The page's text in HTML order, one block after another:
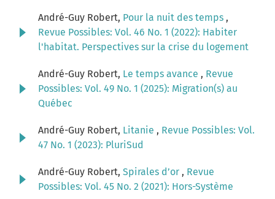
André-Guy Robert, Pour la nuit des temps ,
Revue Possibles: Vol. 46 No. 1 (2022): Habiter
l'habitat. Perspectives sur la crise du logement
André-Guy Robert, Le temps avance , Revue
Possibles: Vol. 49 No. 1 (2025): Migration(s) au
Québec
André-Guy Robert, Litanie , Revue Possibles: Vol.
47 No. 1 (2023): PluriSud
André-Guy Robert, Spirales d’or , Revue
Possibles: Vol. 45 No. 2 (2021): Hors-Système